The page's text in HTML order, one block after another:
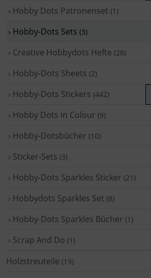
› Hobby Dots Patronenset (1)
› Hobby-Dots Sets (3)
› Creative Hobbydots Hefte (28)
› Hobby-Dots Sheets (2)
› Hobby-Dots Stickers (442)
› Hobby Dots in Colour (9)
› Hobby-Dotsbücher (10)
› Sticker-Sets (3)
› Hobby-Dots Sparkles Sticker (21)
› Hobbydots Sparkles Set (8)
› Hobby-Dots Sparkles Bücher (1)
› Scrap And Do (1)
Holzstreuteile (19)